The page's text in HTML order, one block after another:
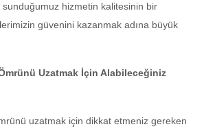
hizmetin kalitesinin bir
güvenini kazanmak adına büyük
Ömrünü Uzatmak İçin Alabileceğiniz
uzatmak için dikkat etmeniz gereken